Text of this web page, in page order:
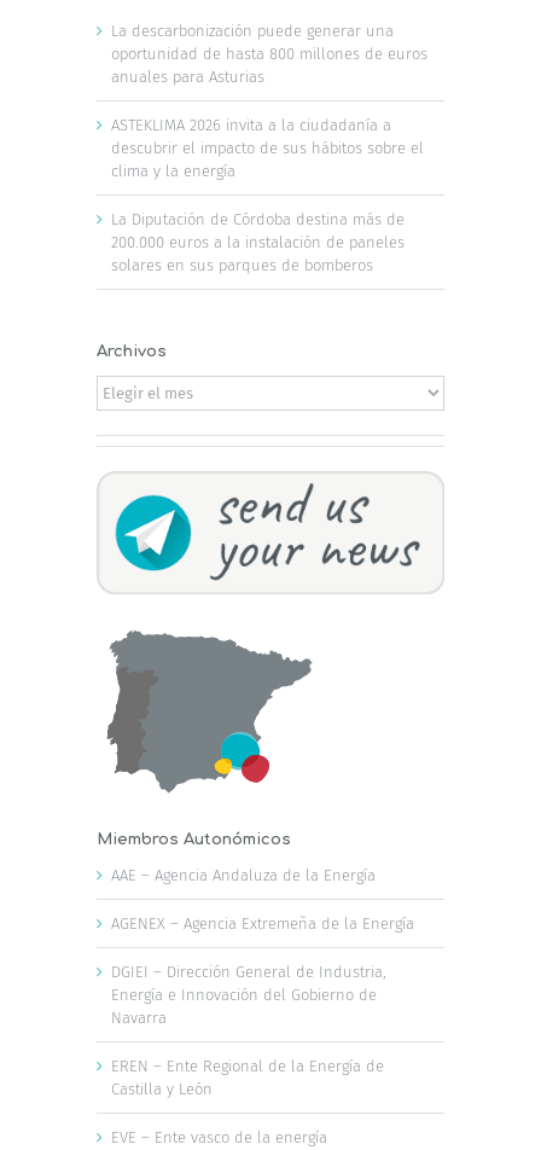
La descarbonización puede generar una
oportunidad de hasta 800 millones de euros
anuales para Asturias
ASTEKLIMA 2026 invita a la ciudadanía a
descubrir el impacto de sus hábitos sobre el
clima y la energía
La Diputación de Córdoba destina más de
200.000 euros a la instalación de paneles
solares en sus parques de bomberos
Archivos
Archivos
Miembros Autonómicos
AAE – Agencia Andaluza de la Energía
AGENEX – Agencia Extremeña de la Energía
DGIEI – Dirección General de Industria,
Energía e Innovación del Gobierno de
Navarra
EREN – Ente Regional de la Energía de
Castilla y León
EVE – Ente vasco de la energía